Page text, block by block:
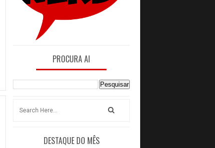
PROCURA AI
DESTAQUE DO MÊS